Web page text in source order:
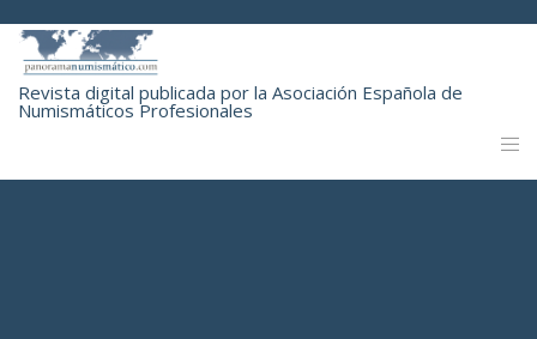
Revista digital publicada por la Asociación Española de
Numismáticos Profesionales